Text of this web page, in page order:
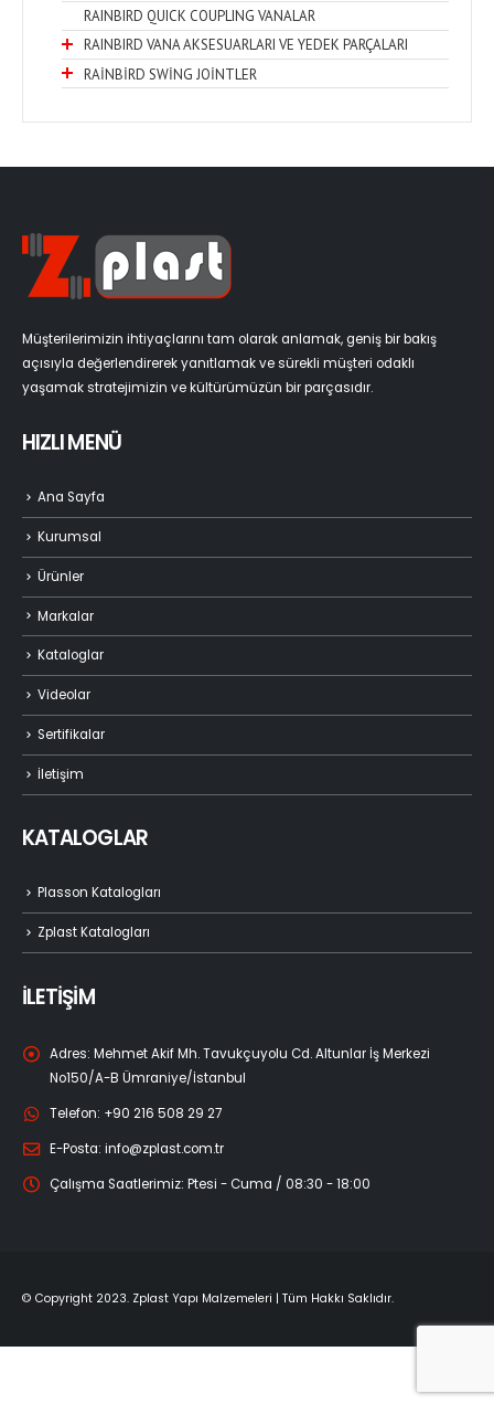
RAINBIRD QUICK COUPLING VANALAR
RAINBIRD VANA AKSESUARLARI VE YEDEK PARÇALARI
RAİNBİRD SWİNG JOİNTLER
Müşterilerimizin ihtiyaçlarını tam olarak anlamak, geniş bir bakış
açısıyla değerlendirerek yanıtlamak ve sürekli müşteri odaklı
yaşamak stratejimizin ve kültürümüzün bir parçasıdır.
HIZLI MENÜ
Ana Sayfa
Kurumsal
Ürünler
Markalar
Kataloglar
Videolar
Sertifikalar
İletişim
KATALOGLAR
Plasson Katalogları
Zplast Katalogları
İLETİŞİM
Adres: Mehmet Akif Mh. Tavukçuyolu Cd. Altunlar İş Merkezi
No150/A-B Ümraniye/İstanbul
Telefon: +90 216 508 29 27
E-Posta: info@zplast.com.tr
Çalışma Saatlerimiz: Ptesi - Cuma / 08:30 - 18:00
© Copyright 2023. Zplast Yapı Malzemeleri | Tüm Hakkı Saklıdır.